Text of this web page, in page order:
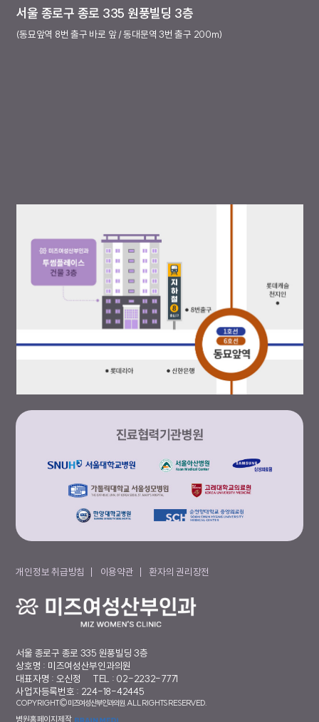
서울 종로구 종로 335 원풍빌딩 3층
(동묘앞역 8번 출구 바로 앞 / 동대문역 3번 출구 200m)
개인정보 취급방침 이용약관 환자의 권리장전
서울 종로구 종로 335 원풍빌딩 3층
상호명 : 미즈여성산부인과의원
대표자명 : 오신정
TEL : 02-2232-7771
사업자등록번호 : 224-18-42445
COPYRIGHT© 미즈여성산부인과의원. ALL RIGHTS RESERVED.
병원홈페이지제작